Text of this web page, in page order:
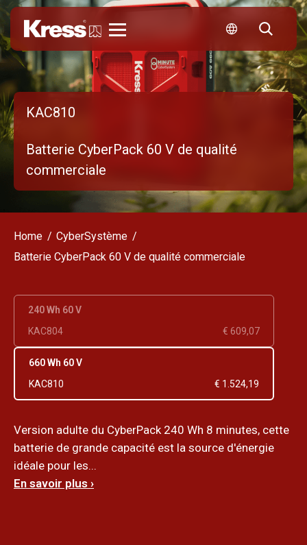
KAC810
Batterie CyberPack 60 V de qualité
commerciale
Home
CyberSystème
Batterie CyberPack 60 V de qualité commerciale
240 Wh 60 V
KAC804
€ 609,07
660 Wh 60 V
KAC810
€ 1.524,19
Version adulte du CyberPack 240 Wh 8 minutes, cette
batterie de grande capacité est la source d'énergie
idéale pour les...
En savoir plus ›